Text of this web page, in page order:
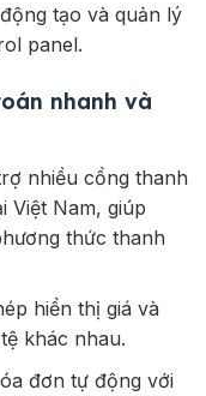
tạo và quản lý
panel.
nhanh và
nhiều cổng thanh
Việt Nam, giúp
thức thanh
hiển thị giá và
khác nhau.
đơn tự động với